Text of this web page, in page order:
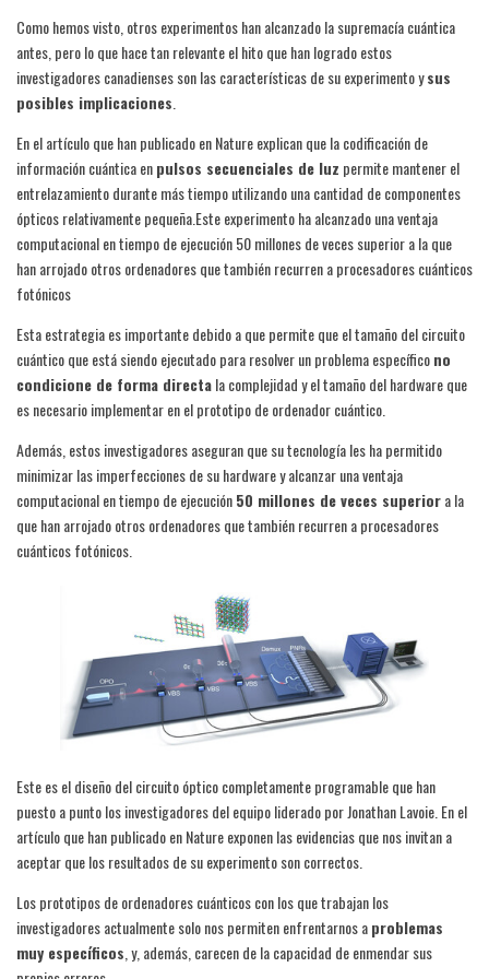
Como hemos visto, otros experimentos han alcanzado la supremacía cuántica
antes, pero lo que hace tan relevante el hito que han logrado estos
investigadores canadienses son las características de su experimento ysus
posibles implicaciones
En el artículo que han publicado en Nature explican que la codificación de
información cuántica enpulsos secuenciales de luz permite mantener el
entrelazamiento durante más tiempo utilizando una cantidad de componentes
ópticos relativamente pequeña.Este experimento ha alcanzado una ventaja
computacional en tiempo de ejecución 50 millones de veces superior a la que
han arrojado otros ordenadores que también recurren a procesadores cuánticos
fotónicos
Esta estrategia es importante debido a que permite que el tamaño del circuito
cuántico que está siendo ejecutado para resolver un problema específicono
condicione de forma directala complejidad y el tamaño del hardware que
es necesario implementar en el prototipo de ordenador cuántico.
Además, estos investigadores aseguran que su tecnología les ha permitido
minimizar las imperfecciones de su hardware y alcanzar una ventaja
computacional en tiempo de ejecución50 millones de veces superiora la
que han arrojado otros ordenadores que también recurren a procesadores
cuánticos fotónicos.
Este es el diseño del circuito óptico completamente programable que han
puesto a punto los investigadores del equipo liderado por Jonathan Lavoie. En el
artículo que han publicado en Nature exponen las evidencias que nos invitan a
aceptar que los resultados de su experimento son correctos.
Los prototipos de ordenadores cuánticos con los que trabajan los
investigadores actualmente solo nos permiten enfrentarnos aproblemas
muy específicos , y, además, carecen de la capacidad de enmendar sus